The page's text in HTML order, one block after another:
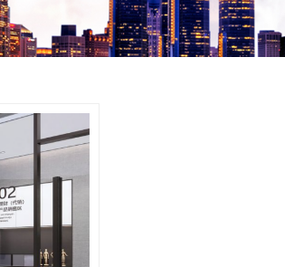
清远防爆玻璃门系列
清远防爆联动门系列
清远防爆密闭门系列
清远防爆墙系列
清远铝合金防爆窗系列
清